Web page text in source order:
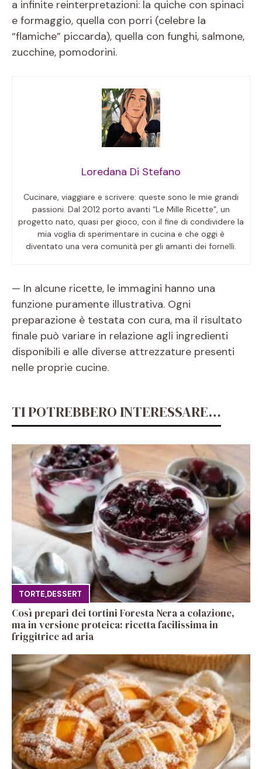
a infinite reinterpretazioni: la quiche con spinaci
e formaggio, quella con porri (celebre la
“flamiche” piccarda), quella con funghi, salmone,
zucchine, pomodorini.
Loredana Di Stefano
Cucinare, viaggiare e scrivere: queste sono le mie grandi
passioni. Dal 2012 porto avanti “Le Mille Ricette”, un
progetto nato, quasi per gioco, con il fine di condividere la
mia voglia di sperimentare in cucina e che oggi è
diventato una vera comunità per gli amanti dei fornelli.
— In alcune ricette, le immagini hanno una
funzione puramente illustrativa. Ogni
preparazione è testata con cura, ma il risultato
finale può variare in relazione agli ingredienti
disponibili e alle diverse attrezzature presenti
nelle proprie cucine.
TI POTREBBERO INTERESSARE…
TORTE,DESSERT
Così prepari dei tortini Foresta Nera a colazione,
ma in versione proteica: ricetta facilissima in
friggitrice ad aria